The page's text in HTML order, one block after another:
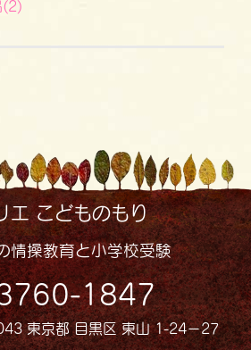
(2)
エ こどものもり
情操教育と小学校受験
1847
東京都 目黒区 東山 1-24−27